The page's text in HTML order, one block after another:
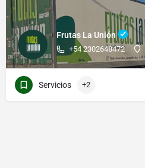
Frutas La Unión
+54 2302648472
Servicios +2